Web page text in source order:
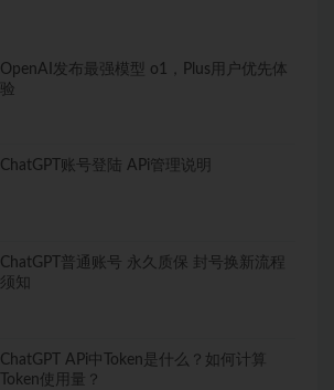
OpenAI发布最强模型 o1，Plus用户优先体
验
ChatGPT账号登陆 APi管理说明
ChatGPT普通账号 永久质保 封号换新流程
须知
ChatGPT APi中Token是什么？如何计算
Token使用量？